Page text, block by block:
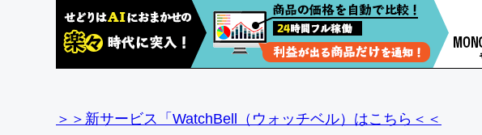
＞＞新サービス「WatchBell（ウォッチベル）はこちら＜＜